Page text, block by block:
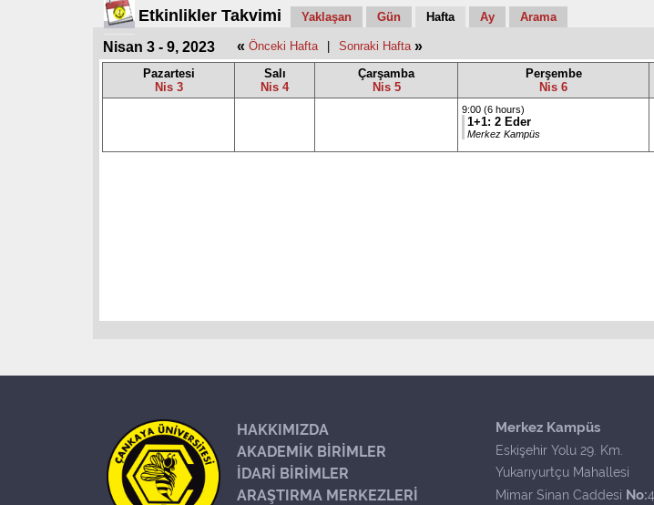
Etkinlikler Takvimi Yaklaşan Gün Hafta Ay Arama
Nisan 3 - 9, 2023 « Önceki Hafta Sonraki Hafta »
Pazartesi
Nis 3
Salı
Nis 4
Çarşamba
Nis 5
Perşembe
Nis 6
9:00 (6 hours)
1+1: 2 Eder
Merkez Kampüs
HAKKIMIZDA
AKADEMİK BİRİMLER
İDARİ BİRİMLER
ARAŞTIRMA MERKEZLERİ
Merkez Kampüs
Eskişehir Yolu 29. Km.
Yukarıyurtçu Mahallesi
Mimar Sinan Caddesi No:4